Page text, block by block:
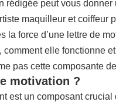
peut vous
maquilleur et
la force d’une lettre de
elle fonctionne
pas cette composante
motivation ?
est un composant